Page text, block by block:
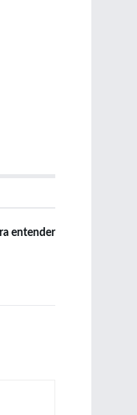
entender